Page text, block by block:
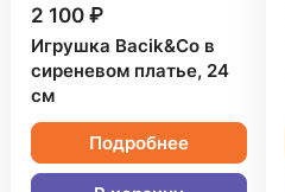
2 100 ₽
Игрушка Bacik&Co в
сиреневом платье, 24
см
Подробнее